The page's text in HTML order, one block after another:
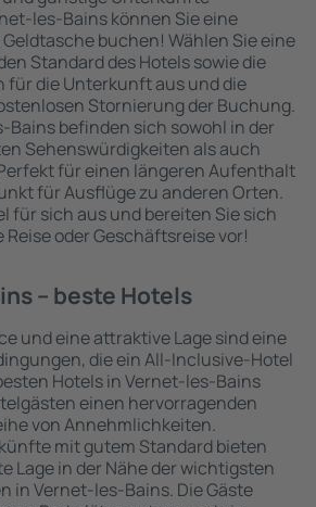
les-Bains können Sie eine
buchen! Wählen Sie eine
Standard des Hotels sowie die
für die Unterkunft aus und die
Stornierung der Buchung.
Bains befinden sich sowohl in der
Sehenswürdigkeiten als auch
für einen längeren Aufenthalt
für Ausflüge zu anderen Orten.
für sich aus und bereiten Sie sich
oder Geschäftsreise vor!
– beste Hotels
und eine attraktive Lage sind eine
die ein All-Inclusive-Hotel
Hotels in Vernet-les-Bains
einen hervorragenden
von Annehmlichkeiten.
mit gutem Standard bieten
Lage in der Nähe der wichtigsten
in Vernet-les-Bains. Die Gäste